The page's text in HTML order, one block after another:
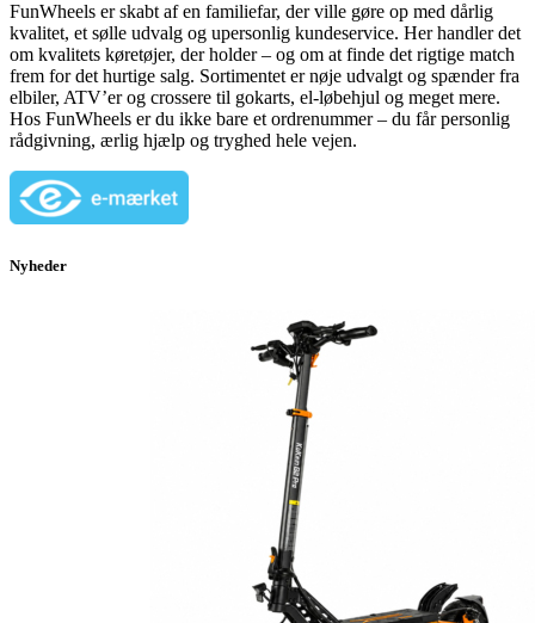
FunWheels er skabt af en familiefar, der ville gøre op med dårlig
kvalitet, et sølle udvalg og upersonlig kundeservice. Her handler det
om kvalitets køretøjer, der holder – og om at finde det rigtige match
frem for det hurtige salg. Sortimentet er nøje udvalgt og spænder fra
elbiler, ATV’er og crossere til gokarts, el-løbehjul og meget mere.
Hos FunWheels er du ikke bare et ordrenummer – du får personlig
rådgivning, ærlig hjælp og tryghed hele vejen.
Nyheder